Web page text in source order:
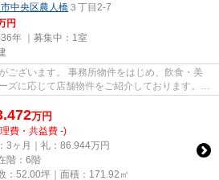
中央区農人橋 ３丁目2-7
円
年 ｜募集中： 1室
ございます。 事務所物件をはじめ、飲食・美
ズに応じて店舗物件をご紹介しております。
万円
費・共益費 -)
3ヶ月｜礼：86.944万円
階：6階
：52.00坪｜面積：171.92㎡